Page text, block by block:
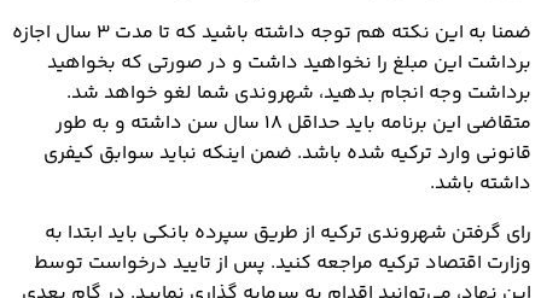
ضمنا به این نکته هم توجه داشته باشید که تا مدت 3 سال اجازه
برداشت این مبلغ را نخواهید داشت و در صورتی که بخواهید
برداشت وجه انجام بدهید، شهروندی شما لغو خواهد شد.
متقاضی این برنامه باید حداقل 18 سال سن داشته و به طور
قانونی وارد ترکیه شده باشد. ضمن اینکه نباید سوابق کیفری
داشته باشد.
رای گرفتن شهروندی ترکیه از طریق سپرده بانکی باید ابتدا به
وزارت اقتصاد ترکیه مراجعه کنید. پس از تایید درخواست توسط